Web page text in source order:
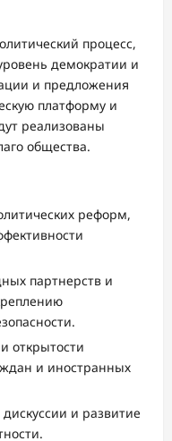
процесс,
демократии и
и предложения
платформу и
реализованы
общества.
реформ,
партнерств и
открытости
и иностранных
и развитие